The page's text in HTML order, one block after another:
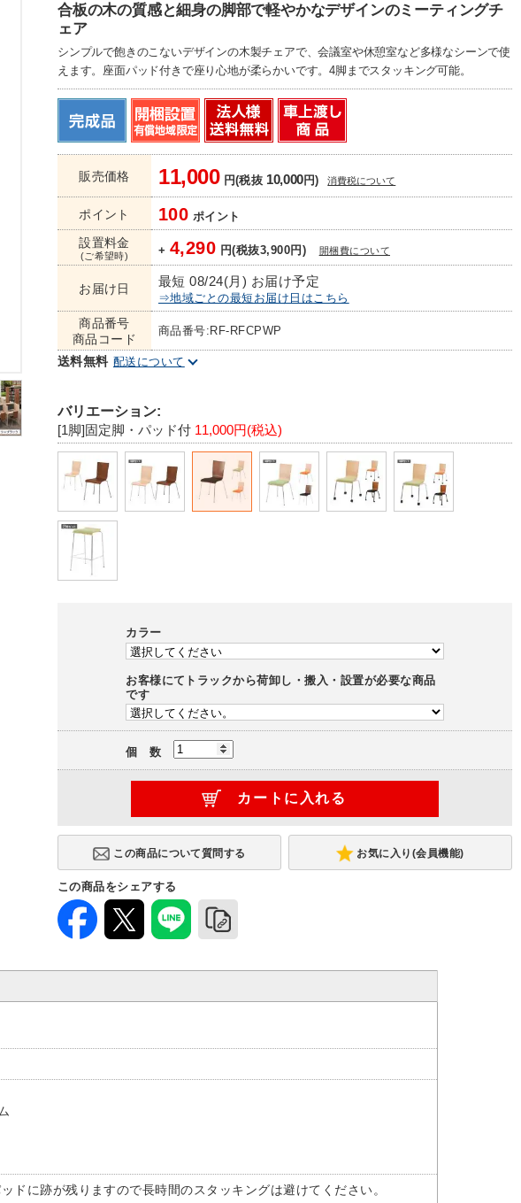
合板の木の質感と細身の脚部で軽やかなデザインのミーティングチ
ェア
シンプルで飽きのこないデザインの木製チェアで、会議室や休憩室など多様なシーンで使
えます。座面パッド付きで座り心地が柔らかいです。4脚までスタッキング可能。
販売価格 11,000円(税抜 10,000円) 消費税について
ポイント 100 ポイント
設置料金
(ご希望時) + 4,290 円(税抜3,900円) 開梱費について
お届け日 最短 08/24(月) お届け予定
⇒地域ごとの最短お届け日はこちら
商品番号
商品コード
商品番号:RF-RFCPWP
送料無料 配送について
バリエーション:
[1脚]固定脚・パッド付 11,000円(税込)
カラー
お客様にてトラックから荷卸し・搬入・設置が必要な商品
です
個 数
お気に入り(会員機能)
この商品をシェアする
ドに跡が残りますので長時間のスタッキングは避けてください。